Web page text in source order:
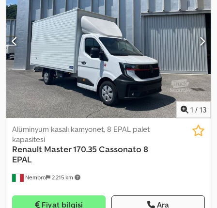
tamircilere herhangi bir garanti veya sorumluluk olmaksızın
yapılmaktadır! Dsdpfx Aaexgzzyohjck Satış § 25a fark vergilendirme
kapsamında yapılır
1 / 13
Nembro 2.215 km
Alüminyum kasalı kamyonet, 8 EPAL palet
kapasitesi
Renault Master 170.35 Cassonato 8
EPAL
Fiyat bilgisi Ara